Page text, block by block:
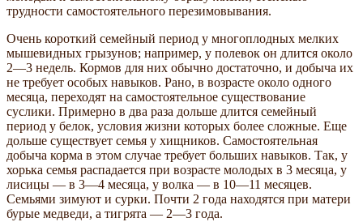
трудности самостоятельного перезимовывания.
Очень короткий семейный период у многоплодных мелких
мышевидных грызунов; например, у полевок он длится около
2—3 недель. Кормов для них обычно достаточно, и добыча их
не требует особых навыков. Рано, в возрасте около одного
месяца, переходят на самостоятельное существование
суслики. Примерно в два раза дольше длится семейный
период у белок, условия жизни которых более сложные. Еще
дольше существует семья у хищников. Самостоятельная
добыча корма в этом случае требует больших навыков. Так, у
хорька семья распадается при возрасте молодых в 3 месяца, у
лисицы — в 3—4 месяца, у волка — в 10—11 месяцев.
Семьями зимуют и сурки. Почти 2 года находятся при матери
бурые медведи, а тигрята — 2—3 года.